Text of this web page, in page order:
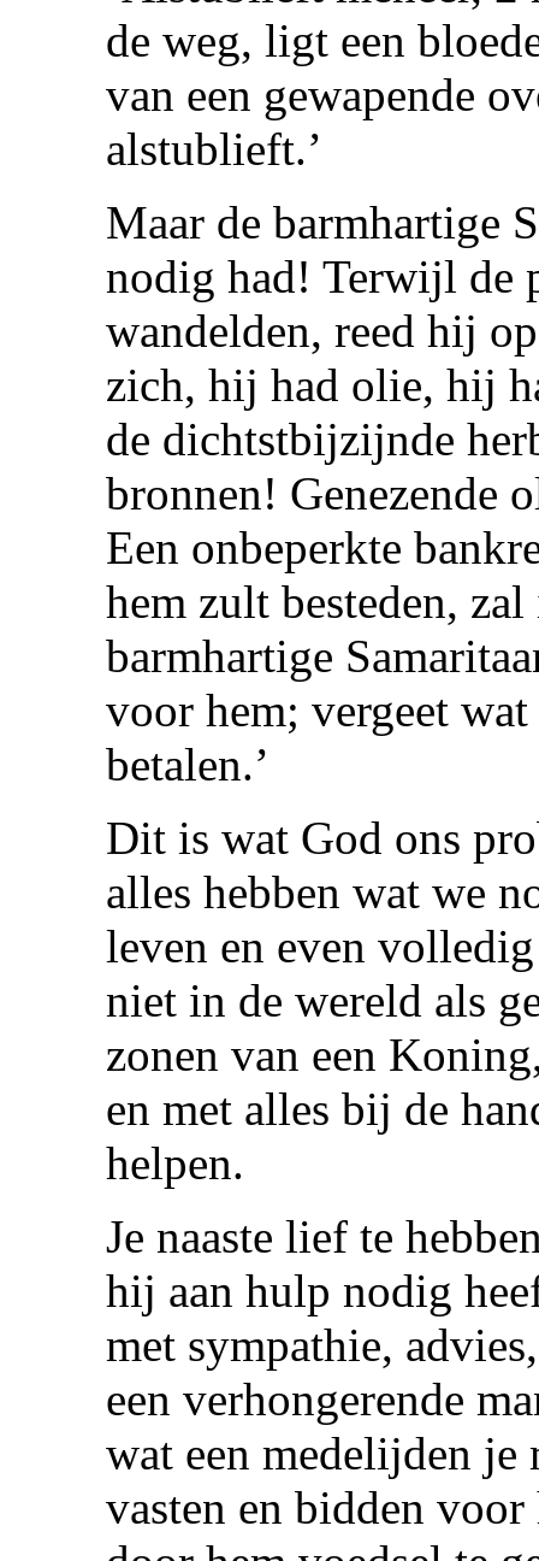
de weg, ligt een
van een gewapende
alstublieft.’
Maar de barmhartige
nodig had! Terwijl de
wandelden, reed hij
zich, hij had olie, hij
de dichtstbijzijnde
bronnen! Genezende
Een onbeperkte
hem zult besteden,
barmhartige
voor hem; vergeet
betalen.’
Dit is wat God ons
alles hebben wat we
leven en even
niet in de wereld als
zonen van een
en met alles bij de
helpen.
Je naaste lief te
hij aan hulp nodig
met sympathie,
een verhongerende
wat een medelijden
vasten en bidden